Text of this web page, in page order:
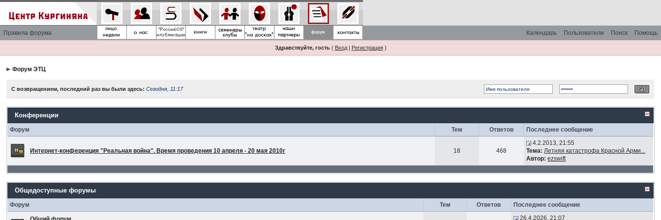
Правила форума Помощь
Поиск
Пользователи
Календарь
Здравствуйте, гость( Вход| Регистрация)
Форум ЭТЦ
С возвращением, последний раз вы были здесь:Сегодня, 11:17
Конференции
Форум Тем Ответов Последнее сообщение
Интернет-конференция "Реальная война". Время проведения 10 апреля - 20 мая 2010г 18 468
4.2.2013, 21:55
Тема: Летняя катастрофа Красной Арми...
Автор: ezswift
Общедоступные форумы
Форум Тем Ответов Последнее сообщение
26.4.2026, 21:07